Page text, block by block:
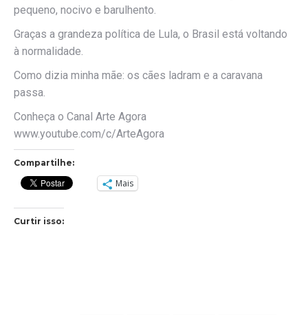
pequeno, nocivo e barulhento.
Graças a grandeza política de Lula, o Brasil está voltando
à normalidade.
Como dizia minha mãe: os cães ladram e a caravana
passa.
Conheça o Canal Arte Agora
www.youtube.com/c/ArteAgora
Compartilhe:
Mais
Curtir isso: